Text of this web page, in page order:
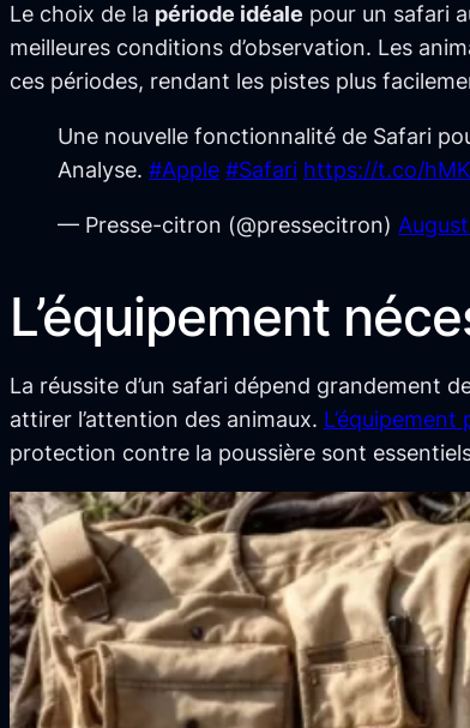
Le choix de la période idéale pour un safari
meilleures conditions d’observation. Les
ces périodes, rendant les pistes plus
Une nouvelle fonctionnalité de Safari
Analyse. #Apple #Safari https://t.co/
— Presse-citron (@pressecitron)
L’équipement
La réussite d’un safari dépend grandement de
attirer l’attention des animaux.
protection contre la poussière sont